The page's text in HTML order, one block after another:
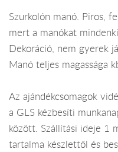
Szurkolón manó. Piros,
mert a manókat
Dekoráció, nem gyerek
Manó teljes magassága
Az ajándékcsomagok
a GLS kézbesíti
között. Szállítási ideje 1
tartalma készlettől és